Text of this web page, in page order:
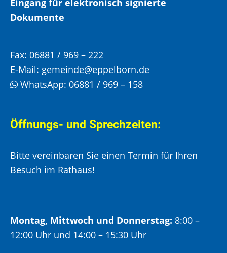
Eingang für elektronisch signierte
Dokumente
Fax: 06881 / 969 – 222
E-Mail: gemeinde@eppelborn.de
WhatsApp: 06881 / 969 – 158
Öffnungs- und Sprechzeiten:
Bitte vereinbaren Sie einen Termin für Ihren
Besuch im Rathaus!
Montag, Mittwoch und Donnerstag: 8:00 –
12:00 Uhr und 14:00 – 15:30 Uhr